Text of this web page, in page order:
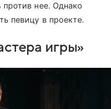
нее. Однако
певицу в проекте.
игры»